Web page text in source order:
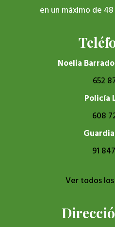
en un máximo de
Noelia
652
Policía
608
91
Ver todos